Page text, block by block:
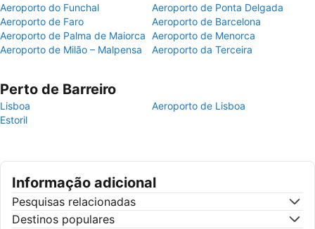
Aeroporto do Funchal
Aeroporto de Ponta Delgada
Aeroporto de Faro
Aeroporto de Barcelona
Aeroporto de Palma de Maiorca Aeroporto de Menorca
Aeroporto de Milão – Malpensa
Aeroporto da Terceira
Perto de Barreiro
Lisboa
Aeroporto de Lisboa
Estoril
Informação adicional
Pesquisas relacionadas
Destinos populares